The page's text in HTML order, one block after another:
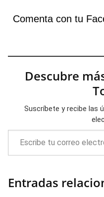
Comenta con tu
Descubre
Suscríbete y recibe las
Escribe tu correo electrónico…
Entradas